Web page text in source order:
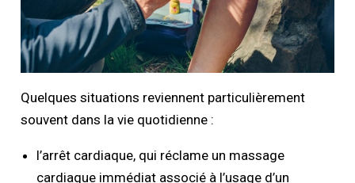
Quelques situations reviennent particulièrement
souvent dans la vie quotidienne :
l’arrêt cardiaque, qui réclame un massage
cardiaque immédiat associé à l’usage d’un